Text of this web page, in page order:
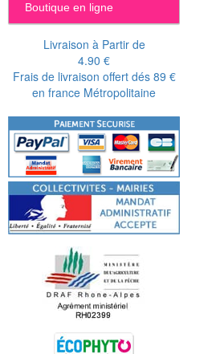
Boutique en ligne
Livraison à Partir de
4.90 €
Frais de livraison offert dés 89 €
en france Métropolitaine